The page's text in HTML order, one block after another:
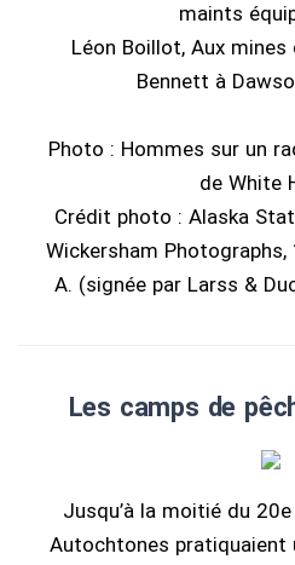
maints
Léon Boillot, Aux mines
Bennett à
Photo : Hommes sur un
de White
Crédit photo : Alaska
Wickersham Photographs,
A. (signée par Larss &
Les camps de
Jusqu’à la moitié du
Autochtones pratiquaient